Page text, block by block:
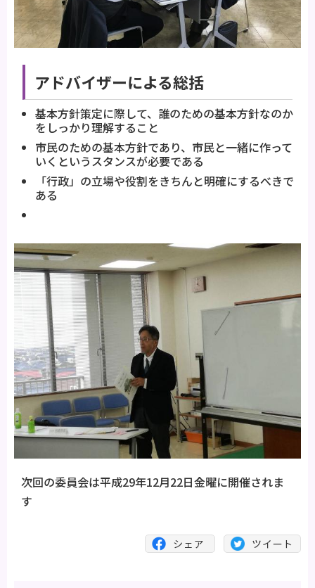
アドバイザーによる総括
基本方針策定に際して、誰のための基本方針なのか
をしっかり理解すること
市民のための基本方針であり、市民と一緒に作って
いくというスタンスが必要である
「行政」の立場や役割をきちんと明確にするべきで
ある
次回の委員会は平成29年12月22日金曜に開催されま
す